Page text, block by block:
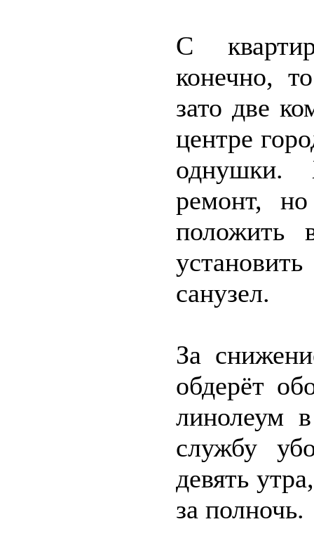
С
конечно,
зато две
центре
однушки.
ремонт,
положить
санузел.
За
обдерёт
линолеум
службу
девять
за полночь.